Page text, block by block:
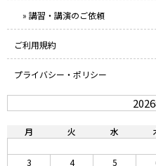
» 講習・講演のご依頼
ご利用規約
プライバシー・ポリシー
月 火 水
3
4 5